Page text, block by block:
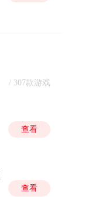
/ 307款游戏
查看
查看